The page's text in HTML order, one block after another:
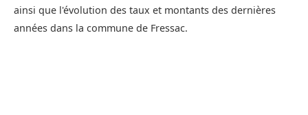
ainsi que l'évolution des taux et montants des dernières
années dans la commune de Fressac.